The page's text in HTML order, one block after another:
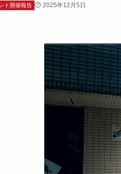
ト開催報告 2025年12月5日